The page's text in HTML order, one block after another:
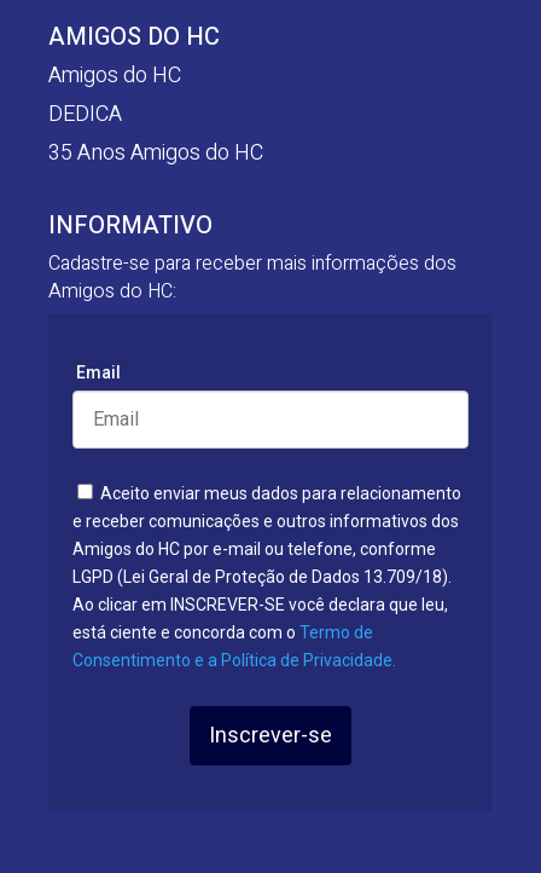
AMIGOS DO HC
Amigos do HC
DEDICA
35 Anos Amigos do HC
INFORMATIVO
Cadastre-se para receber mais informações dos
Amigos do HC:
Email
Aceito enviar meus dados para relacionamento
e receber comunicações e outros informativos dos
Amigos do HC por e-mail ou telefone, conforme
LGPD (Lei Geral de Proteção de Dados 13.709/18).
Ao clicar em INSCREVER-SE você declara que leu,
está ciente e concorda com o Termo de
Consentimento e a Política de Privacidade.
Inscrever-se